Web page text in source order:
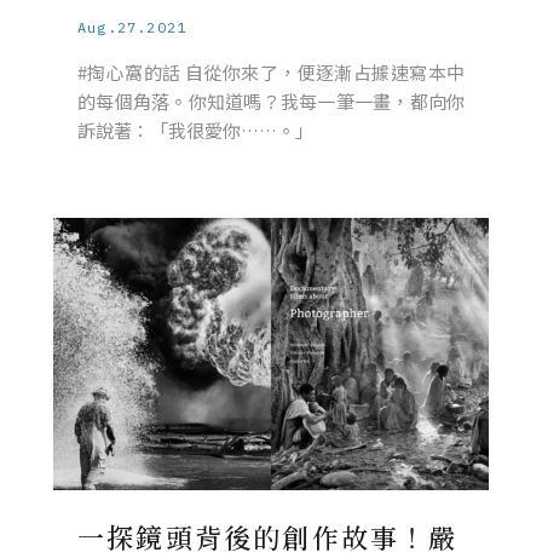
Aug.27.2021
#掏心窩的話 自從你來了，便逐漸占據速寫本中
的每個角落。你知道嗎？我每一筆一畫，都向你
訴說著：「我很愛你……。」
一探鏡頭背後的創作故事！嚴